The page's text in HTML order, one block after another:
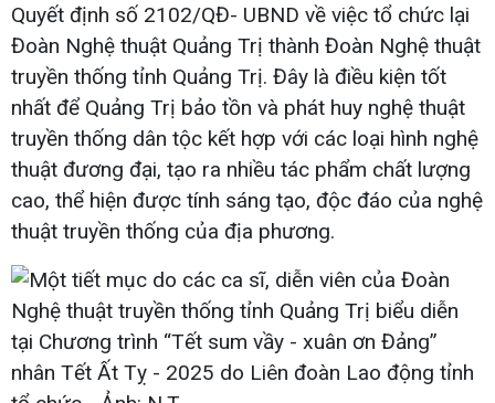
Quyết định số 2102/QĐ- UBND về việc tổ chức lại
Đoàn Nghệ thuật Quảng Trị thành Đoàn Nghệ thuật
truyền thống tỉnh Quảng Trị. Đây là điều kiện tốt
nhất để Quảng Trị bảo tồn và phát huy nghệ thuật
truyền thống dân tộc kết hợp với các loại hình nghệ
thuật đương đại, tạo ra nhiều tác phẩm chất lượng
cao, thể hiện được tính sáng tạo, độc đáo của nghệ
thuật truyền thống của địa phương.